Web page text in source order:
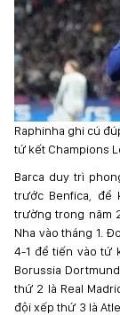
Raphinha ghi cú
tứ kết Champions
Barca duy trì
trước Benfica, để
trường trong năm
Nha vào tháng 1.
4-1 để tiến vào tứ
Borussia
thứ 2 là Real
đội xếp thứ 3 là